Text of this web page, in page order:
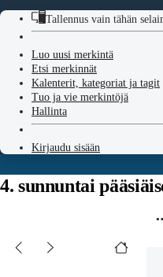
Tallennus vain tähän
Luo uusi merkintä
Etsi merkinnät
Kalenterit, kategoriat ja tagit
Tuo ja vie merkintöjä
Hallinta
Kirjaudu sisään
4. sunnuntai